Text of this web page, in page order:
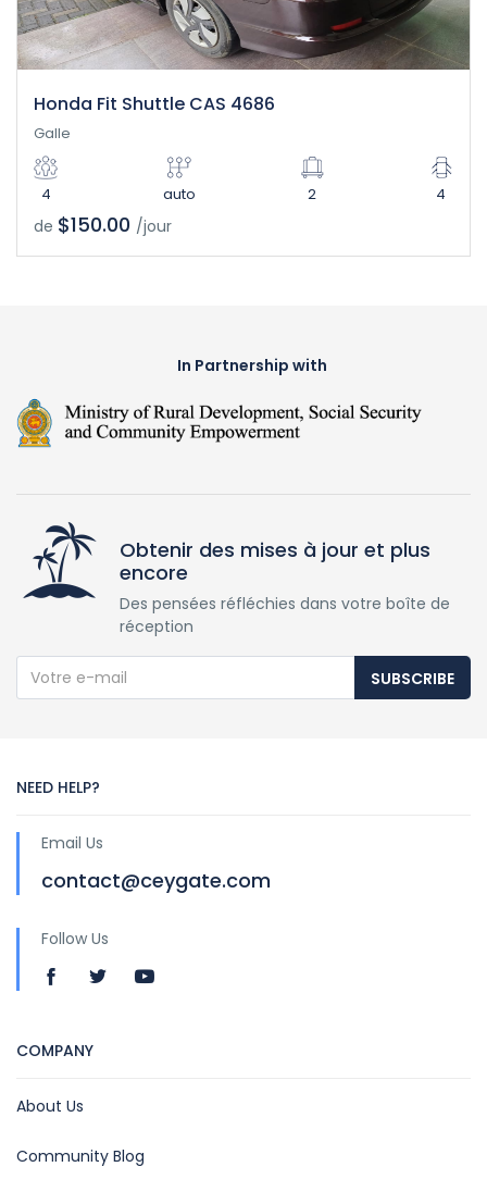
Honda Fit Shuttle CAS 4686
Galle
4 auto 2 4
de $150.00 /jour
In Partnership with
Obtenir des mises à jour et plus
encore
Des pensées réfléchies dans votre boîte de
réception
SUBSCRIBE
NEED HELP?
Email Us
contact@ceygate.com
Follow Us
COMPANY
About Us
Community Blog